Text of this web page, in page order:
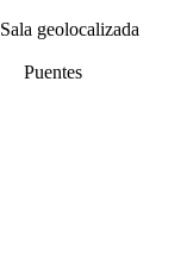
Sala geolocalizada
Puentes